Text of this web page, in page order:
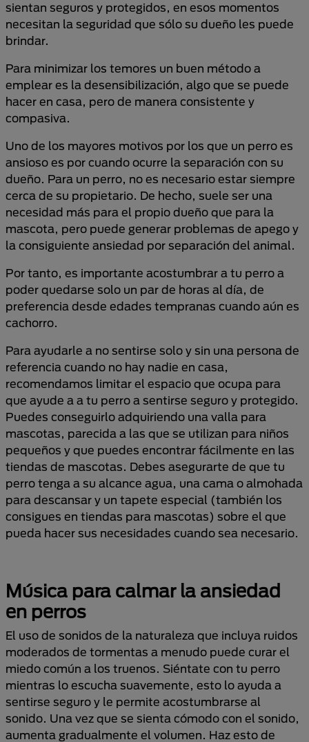
sientan seguros y protegidos, en esos momentos
necesitan la seguridad que sólo su dueño les puede
brindar.
Para minimizar los temores un buen método a
emplear es la desensibilización, algo que se puede
hacer en casa, pero de manera consistente y
compasiva.
Uno de los mayores motivos por los que un perro es
ansioso es por cuando ocurre la separación con su
dueño. Para un perro, no es necesario estar siempre
cerca de su propietario. De hecho, suele ser una
necesidad más para el propio dueño que para la
mascota, pero puede generar problemas de apego y
la consiguiente ansiedad por separación del animal.
Por tanto, es importante acostumbrar a tu perro a
poder quedarse solo un par de horas al día, de
preferencia desde edades tempranas cuando aún es
cachorro.
Para ayudarle a no sentirse solo y sin una persona de
referencia cuando no hay nadie en casa,
recomendamos limitar el espacio que ocupa para
que ayude a a tu perro a sentirse seguro y protegido.
Puedes conseguirlo adquiriendo una valla para
mascotas, parecida a las que se utilizan para niños
pequeños y que puedes encontrar fácilmente en las
tiendas de mascotas. Debes asegurarte de que tu
perro tenga a su alcance agua, una cama o almohada
para descansar y un tapete especial (también los
consigues en tiendas para mascotas) sobre el que
pueda hacer sus necesidades cuando sea necesario.
Música para calmar la ansiedad
en perros
El uso de sonidos de la naturaleza que incluya ruidos
moderados de tormentas a menudo puede curar el
miedo común a los truenos. Siéntate con tu perro
mientras lo escucha suavemente, esto lo ayuda a
sentirse seguro y le permite acostumbrarse al
sonido. Una vez que se sienta cómodo con el sonido,
aumenta gradualmente el volumen. Haz esto de